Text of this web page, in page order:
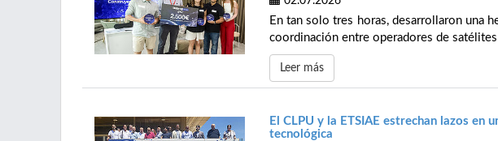
En tan solo tres horas, desarrollaron una
coordinación entre operadores de satélites
Leer más
El CLPU y la ETSIAE estrechan lazos
tecnológica